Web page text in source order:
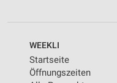
WEEKLI
Startseite
Öffnungszeiten